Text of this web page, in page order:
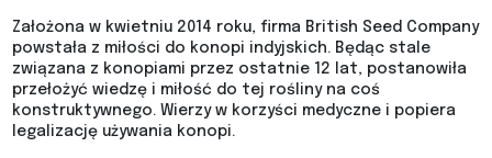
Założona w kwietniu 2014 roku, firma British Seed Company
powstała z miłości do konopi indyjskich. Będąc stale
związana z konopiami przez ostatnie 12 lat, postanowiła
przełożyć wiedzę i miłość do tej rośliny na coś
konstruktywnego. Wierzy w korzyści medyczne i popiera
legalizację używania konopi.